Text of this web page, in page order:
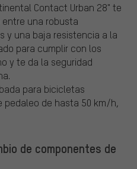
Contact Urban 28" te
una robusta
y una baja resistencia a la
para cumplir con los
y te da la seguridad
para bicicletas
de hasta 50 km/h,
de componentes de